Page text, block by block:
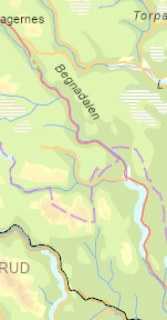
Dag 7:
Kirkflå
En av
pilegrimen
interessante
kommer